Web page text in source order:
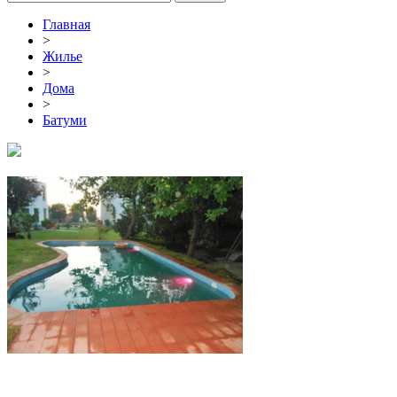
Главная
>
Жилье
>
Дома
>
Батуми